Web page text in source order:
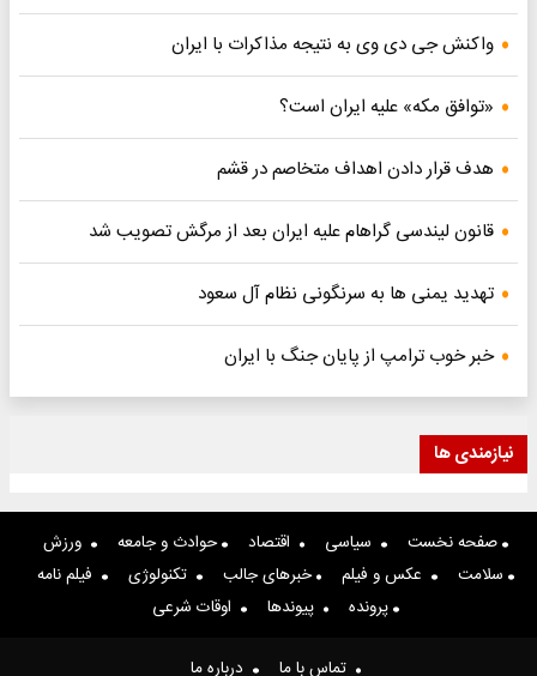
واکنش جی دی وی به نتیجه مذاکرات با ایران
«توافق مکه» علیه ایران است؟
هدف قرار دادن اهداف متخاصم در قشم
قانون لیندسی گراهام علیه ایران بعد از مرگش تصویب شد
تهدید یمنی ها به سرنگونی نظام آل سعود
خبر خوب ترامپ از پایان جنگ با ایران
نیازمندی ها
صفحه نخست سیاسی اقتصاد حوادث و جامعه
ورزش
سلامت
عکس و فیلم خبرهای جالب تکنولوژی
فیلم نامه
پرونده
پیوندها اوقات شرعی
تماس با ما درباره ما